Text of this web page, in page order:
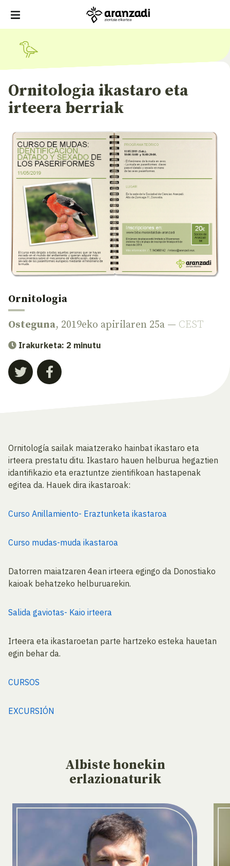
Ornitologia ikastaro eta
irteera berriak
Ornitologia
Osteguna, 2019eko apirilaren 25a — CEST
Irakurketa: 2 minutu
Ornitología sailak maiatzerako hainbat ikastaro eta
irteera prestatu ditu. Ikastaro hauen helburua hegaztien
idantifikazio eta eraztuntze zientifikoan hastapenak
egitea da. Hauek dira ikastaroak:
Curso Anillamiento- Eraztunketa ikastaroa
Curso mudas-muda ikastaroa
Datorren maiatzaren 4ean irteera egingo da Donostiako
kaioak behatzeko helburuarekin.
Salida gaviotas- Kaio irteera
Irteera eta ikastaroetan parte hartzeko esteka hauetan
egin behar da.
CURSOS
EXCURSIÓN
Albiste honekin
erlazionaturik